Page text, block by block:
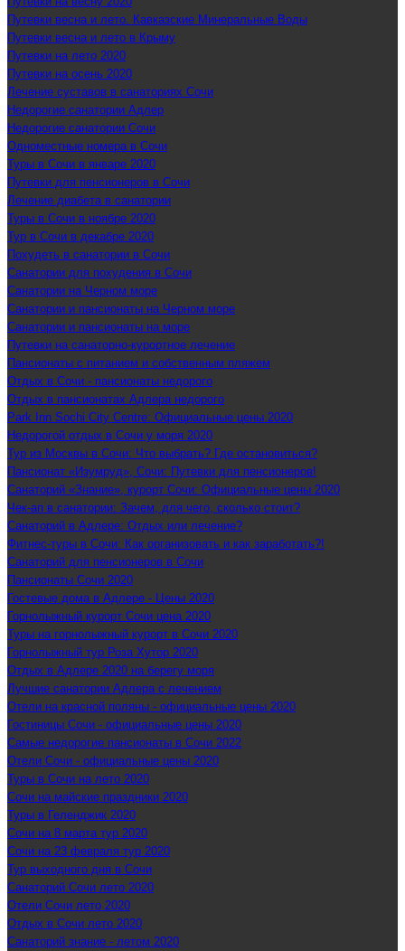
Путевки весна и лето. Кавказские Минеральные Воды
Путевки весна и лето в Крыму
Путевки на лето 2020
Путевки на осень 2020
Лечение суставов в санаториях Сочи
Недорогие санатории Адлер
Недорогие санатории Сочи
Одноместные номера в Сочи
Туры в Сочи в январе 2020
Путевки для пенсионеров в Сочи
Лечение диабета в санатории
Туры в Сочи в ноябре 2020
Тур в Сочи в декабре 2020
Похудеть в санатории в Сочи
Санатории для похудения в Сочи
Санатории на Черном море
Санатории и пансионаты на Черном море
Санатории и пансионаты на море
Путевки на санаторно-курортное лечение
Пансионаты с питанием и собственным пляжем
Отдых в Сочи - пансионаты недорого
Отдых в пансионатах Адлера недорого
Park Inn Sochi City Centre: Официальные цены 2020
Недорогой отдых в Сочи у моря 2020
Тур из Москвы в Сочи: Что выбрать? Где остановиться?
Пансионат «Изумруд», Сочи: Путевки для пенсионеров!
Санаторий «Знание», курорт Сочи: Официальные цены 2020
Чек-ап в санатории: Зачем, для чего, сколько стоит?
Санаторий в Адлере: Отдых или лечение?
Фитнес-туры в Сочи: Как организовать и как заработать?!
Санаторий для пенсионеров в Сочи
Пансионаты Сочи 2020
Гостевые дома в Адлере - Цены 2020
Горнолыжный курорт Сочи цена 2020
Туры на горнолыжный курорт в Сочи 2020
Горнолыжный тур Роза Хутор 2020
Отдых в Адлере 2020 на берегу моря
Лучшие санатории Адлера с лечением
Отели на красной поляны - официальные цены 2020
Гостиницы Сочи - официальные цены 2020
Самые недорогие пансионаты в Сочи 2022
Отели Сочи - официальные цены 2020
Туры в Сочи на лето 2020
Сочи на майские праздники 2020
Туры в Геленджик 2020
Сочи на 8 марта тур 2020
Сочи на 23 февраля тур 2020
Тур выходного дня в Сочи
Санаторий Сочи лето 2020
Отели Сочи лето 2020
Отдых в Сочи лето 2020
Санаторий знание - летом 2020